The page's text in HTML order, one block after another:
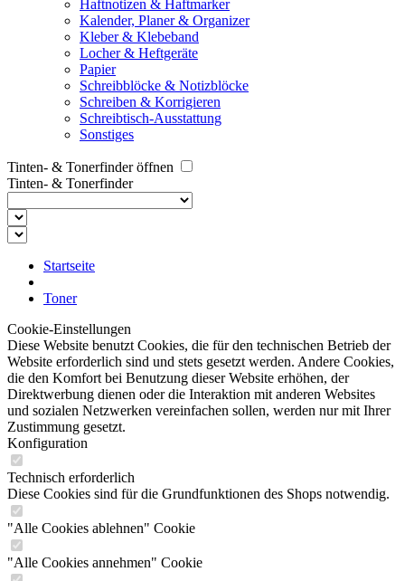
Haftnotizen & Haftmarker
Kalender, Planer & Organizer
Kleber & Klebeband
Locher & Heftgeräte
Papier
Schreibblöcke & Notizblöcke
Schreiben & Korrigieren
Schreibtisch-Ausstattung
Sonstiges
Tinten- & Tonerfinder öffnen
Tinten- & Tonerfinder
Startseite
Toner
Cookie-Einstellungen
Diese Website benutzt Cookies, die für den technischen Betrieb der
Website erforderlich sind und stets gesetzt werden. Andere Cookies,
die den Komfort bei Benutzung dieser Website erhöhen, der
Direktwerbung dienen oder die Interaktion mit anderen Websites
und sozialen Netzwerken vereinfachen sollen, werden nur mit Ihrer
Zustimmung gesetzt.
Konfiguration
Technisch erforderlich
Diese Cookies sind für die Grundfunktionen des Shops notwendig.
"Alle Cookies ablehnen" Cookie
"Alle Cookies annehmen" Cookie